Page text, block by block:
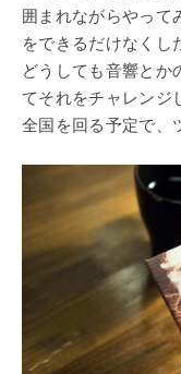
囲まれながらやって
をできるだけなくし
どうしても音響とか
てそれをチャレンジ
全国を回る予定で、